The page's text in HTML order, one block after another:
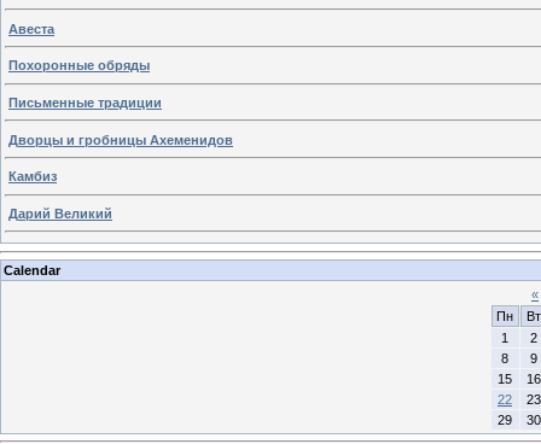
Авеста
Похоронные обряды
Письменные традиции
Дворцы и гробницы Ахеменидов
Камбиз
Дарий Великий
Calendar
«
Пн
Вт
1
2
8
9
15
16
22
23
29
30